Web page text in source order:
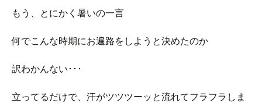
もう、とにかく暑いの一言
何でこんな時期にお遍路をしようと決めたのか
訳わかんない･･･
立ってるだけで、汗がツツツーッと流れてフラフラしま